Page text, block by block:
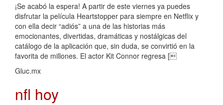
¡Se acabó la espera! A partir de este viernes ya puedes
disfrutar la película Heartstopper para siempre en Netflix y
con ella decir “adiós” a una de las historias más
emocionantes, divertidas, dramáticas y nostálgicas del
catálogo de la aplicación que, sin duda, se convirtió en la
favorita de millones. El actor Kit Connor regresa [
Gluc.mx
nfl hoy